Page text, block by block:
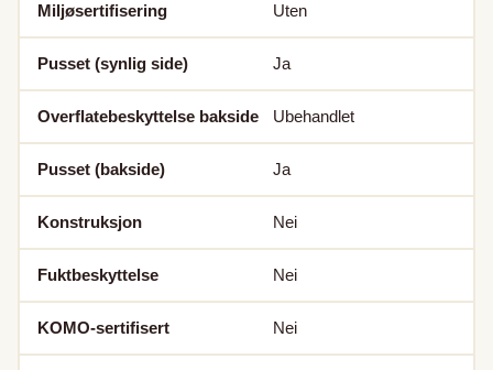
Miljøsertifisering Uten
Pusset (synlig side) Ja
Overflatebeskyttelse bakside Ubehandlet
Pusset (bakside) Ja
Konstruksjon Nei
Fuktbeskyttelse Nei
KOMO-sertifisert Nei